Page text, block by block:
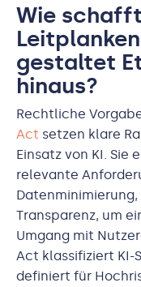
Wie
gestaltet
hinaus?
Rechtliche
Act setzen klare
Einsatz von KI.
relevante
Transparenz, um
Umgang mit
Act klassifiziert KI-
definiert für